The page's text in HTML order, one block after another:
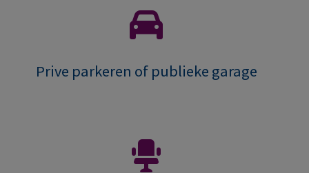
Prive parkeren of publieke garage